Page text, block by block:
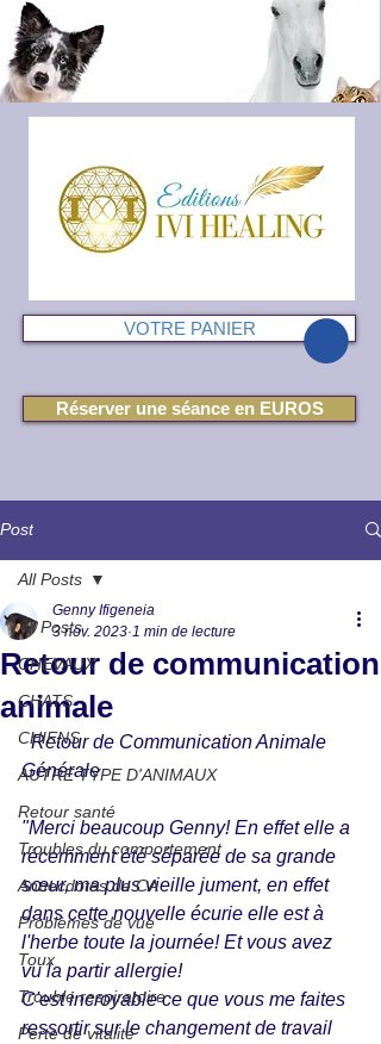
VOTRE PANIER
Réserver une séance en EUROS
Post
All Posts
CHEVAUX
CHATS
CHIENS
AUTRE TYPE D'ANIMAUX
Retour santé
Troubles du comportement
Annecdotes de CA
Problèmes de vue
Toux
Trouble respiratoire
Perte de vitalité
All Posts
Retour de communication
animale
Genny Ifigeneia
3 nov. 2023 1 min de lecture
  Retour de Communication Animale
Générale
"Merci beaucoup Genny! En effet elle a
récemment été séparée de sa grande
sœur, ma plus vieille jument, en effet
dans cette nouvelle écurie elle est à
l'herbe toute la journée! Et vous avez
vu la partir allergie!
C'est incroyable ce que vous me faites
ressortir sur le changement de travail